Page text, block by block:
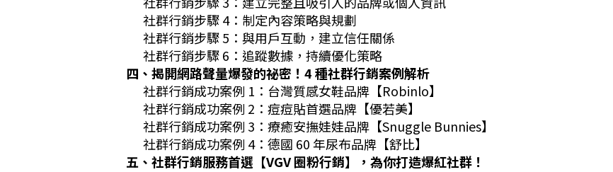
社群行銷步驟 4：制定內容策略與規劃
社群行銷步驟 5：與用戶互動，建立信任關係
社群行銷步驟 6：追蹤數據，持續優化策略
四、揭開網路聲量爆發的祕密！4 種社群行銷案例解析
社群行銷成功案例 1：台灣質感女鞋品牌【Robinlo】
社群行銷成功案例 2：痘痘貼首選品牌【優若美】
社群行銷成功案例 3：療癒安撫娃娃品牌【Snuggle Bunnies】
社群行銷成功案例 4：德國 60 年尿布品牌【舒比】
五、社群行銷服務首選【VGV 圈粉行銷】，為你打造爆紅社群！